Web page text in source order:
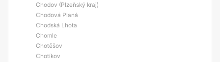
Chodov (Plzeňský kraj)
Chodová Planá
Chodská Lhota
Chomle
Chotěšov
Chotíkov